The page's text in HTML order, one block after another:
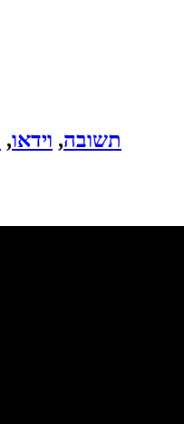
תשובה, וידאו,